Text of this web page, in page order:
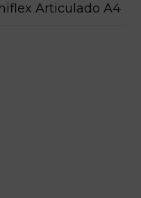
Articulado A4